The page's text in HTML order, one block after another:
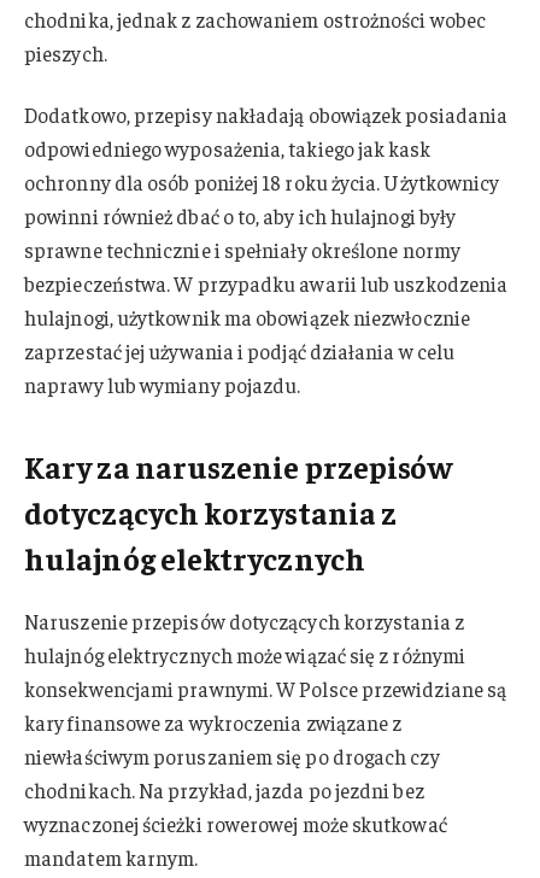
chodnika, jednak z zachowaniem ostrożności wobec
pieszych.
Dodatkowo, przepisy nakładają obowiązek posiadania
odpowiedniego wyposażenia, takiego jak kask
ochronny dla osób poniżej 18 roku życia. Użytkownicy
powinni również dbać o to, aby ich hulajnogi były
sprawne technicznie i spełniały określone normy
bezpieczeństwa. W przypadku awarii lub uszkodzenia
hulajnogi, użytkownik ma obowiązek niezwłocznie
zaprzestać jej używania i podjąć działania w celu
naprawy lub wymiany pojazdu.
Kary za naruszenie przepisów
dotyczących korzystania z
hulajnóg elektrycznych
Naruszenie przepisów dotyczących korzystania z
hulajnóg elektrycznych może wiązać się z różnymi
konsekwencjami prawnymi. W Polsce przewidziane są
kary finansowe za wykroczenia związane z
niewłaściwym poruszaniem się po drogach czy
chodnikach. Na przykład, jazda po jezdni bez
wyznaczonej ścieżki rowerowej może skutkować
mandatem karnym.